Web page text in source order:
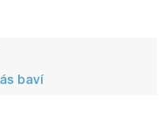
baví